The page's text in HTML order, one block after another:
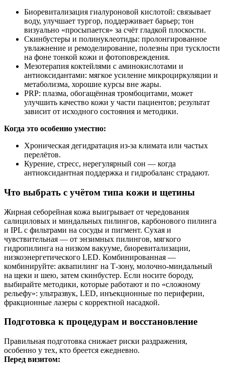
Биоревитализация гиалуроновой кислотой: связывает
воду, улучшает тургор, поддерживает барьер; тон
визуально «просыпается» за счёт гладкой плоскости.
Скинбустеры и полинуклеотиды: пролонгированное
увлажнение и ремоделирование, полезны при тусклости
на фоне тонкой кожи и фотоповреждения.
Мезотерапия коктейлями с аминокислотами и
антиоксидантами: мягкое усиление микроциркуляции и
метаболизма, хорошие курсы вне жары.
PRP: плазма, обогащённая тромбоцитами, может
улучшить качество кожи у части пациентов; результат
зависит от исходного состояния и методики.
Когда это особенно уместно:
Хроническая дегидратация из‑за климата или частых
перелётов.
Курение, стресс, нерегулярный сон — когда
антиоксидантная поддержка и гидробаланс страдают.
Что выбрать с учётом типа кожи и щетины
Жирная себорейная кожа выигрывает от чередования
салициловых и миндальных пилингов, карбонового пилинга
и IPL с фильтрами на сосуды и пигмент. Сухая и
чувствительная — от энзимных пилингов, мягкого
гидропилинга на низком вакууме, биоревитализации,
низкоэнергетического LED. Комбинированная —
комбинируйте: аквапилинг на Т‑зону, молочно‑миндальный
на щеки и шею, затем скинбустер. Если носите бороду,
выбирайте методики, которые работают и по «сложному
рельефу»: ультразвук, LED, инъекционные по периферии,
фракционные лазеры с корректной насадкой.
Подготовка к процедурам и восстановление
Правильная подготовка снижает риски раздражения,
особенно у тех, кто бреется ежедневно.
Перед визитом: